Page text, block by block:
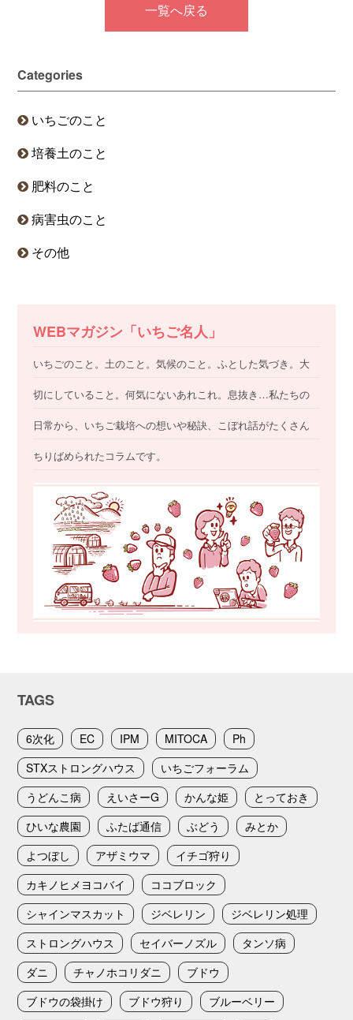
一覧へ戻る
Categories
いちごのこと
培養土のこと
肥料のこと
病害虫のこと
その他
WEBマガジン「いちご名人」
いちごのこと。土のこと。気候のこと。ふとした気づき。大
切にしていること。何気にないあれこれ。息抜き…私たちの
日常から、いちご栽培への想いや秘訣、こぼれ話がたくさん
ちりばめられたコラムです。
TAGS
6次化 EC IPM MITOCA
Ph
STXストロングハウス
いちごフォーラム
うどんこ病
えいさーG かんな姫
とっておき
ひいな農園
ふたば通信 ぶどう
みとか
よつぼし
アザミウマ
イチゴ狩り
カキノヒメヨコバイ
ココブロック
シャインマスカット
ジベレリン
ジベレリン処理
ストロングハウス
セイバーノズル
タンソ病
ダニ
チャノホコリダニ
ブドウ
ブドウの袋掛け
ブドウ狩り
ブルーベリー